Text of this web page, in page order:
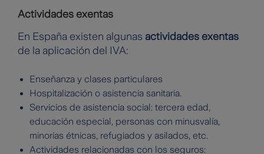
Actividades exentas
En España existen algunas actividades exentas
de la aplicación del IVA:
Enseñanza y clases particulares
Hospitalización o asistencia sanitaria.
Servicios de asistencia social: tercera edad,
educación especial, personas con minusvalía,
minorías étnicas, refugiados y asilados, etc.
Actividades relacionadas con los seguros: